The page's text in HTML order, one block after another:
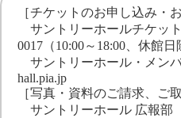
［チケットのお申し込み・
サントリーホールチケッ
0017（10:00～18:00、休館日
サントリーホール・メン
hall.pia.jp
［写真・資料のご請求、ご
サントリーホール 広報部